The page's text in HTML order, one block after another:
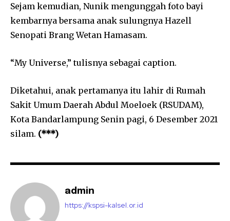
Sejam kemudian, Nunik mengunggah foto bayi
kembarnya bersama anak sulungnya Hazell
Senopati Brang Wetan Hamasam.
“My Universe,” tulisnya sebagai caption.
Diketahui, anak pertamanya itu lahir di Rumah
Sakit Umum Daerah Abdul Moeloek (RSUDAM),
Kota Bandarlampung Senin pagi, 6 Desember 2021
silam. (***)
admin
https://kspsi-kalsel.or.id